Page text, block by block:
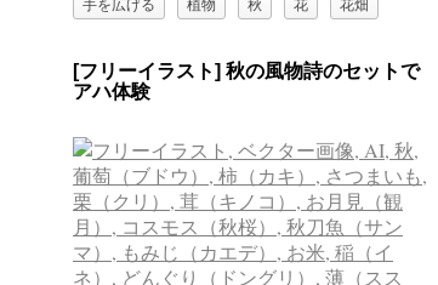
[フリーイラスト] 秋の風物詩のセットで
アハ体験